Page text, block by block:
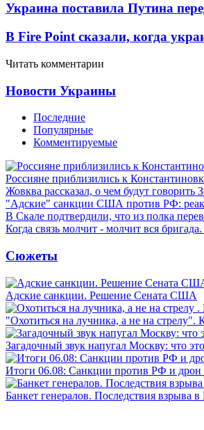
Украина поставила Путина
В Fire Point сказали, когда
Читать комментарии
Новости Украины
Последние
Популярные
Комментируемые
Россияне приблизились к
Жовква рассказал, о чем будут говорить
"Адские" санкции США против РФ:
В Скале подтвердили, что из полка
Когда связь молчит - молчит вся
Сюжеты
Адские санкции. Решение Сената США
"Охотиться на лучника, а не на стрелу".
Загадочный звук напугал Москву: что
Итоги 06.08: Санкции против РФ и дрон
Банкет генералов. Последствия взрыва